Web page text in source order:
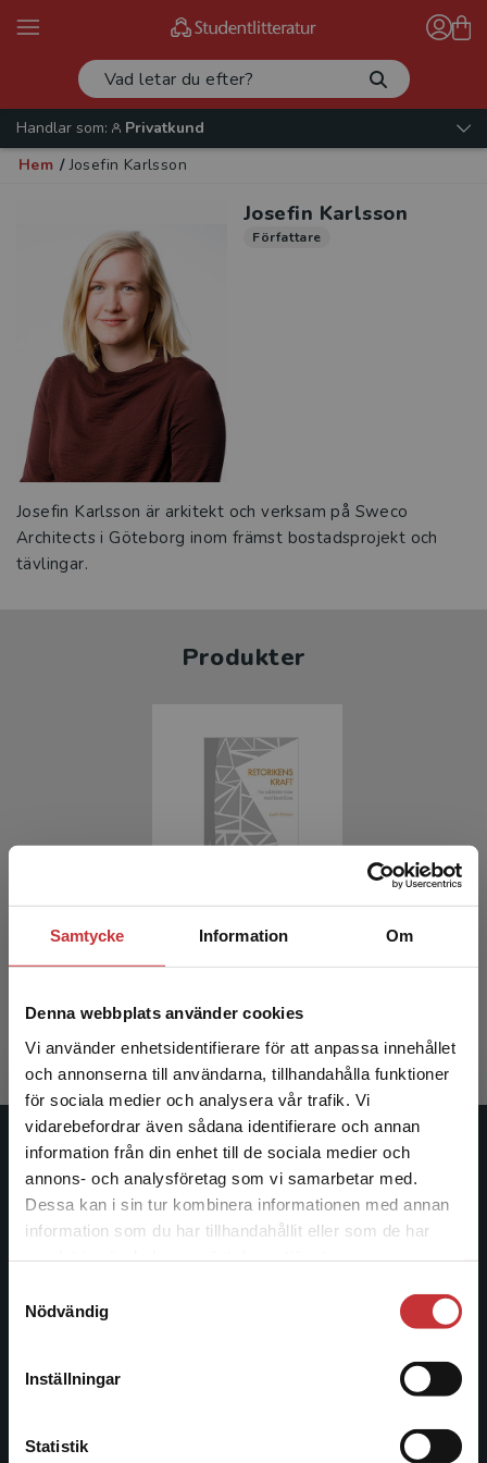
Samtycke Information Om
Denna webbplats använder cookies
Vi använder enhetsidentifierare för att anpassa innehållet
och annonserna till användarna, tillhandahålla funktioner
för sociala medier och analysera vår trafik. Vi
vidarebefordrar även sådana identifierare och annan
information från din enhet till de sociala medier och
annons- och analysföretag som vi samarbetar med.
Dessa kan i sin tur kombinera informationen med annan
information som du har tillhandahållit eller som de har
Nödvändig
Inställningar
Statistik
Begränsad fraktregion
Det verkar som att du besöker
studentlitteratur.se via en enhet utanför Sverige.
Vi erbjuder inte leveranser utanför Sverige. För
att kunna slutföra ett köp måste
Handlar som:
Privatkund
Hem / Josefin Karlsson
Josefin Karlsson
Författare
Josefin Karlsson är arkitekt och verksam på Sweco
Architects i Göteborg inom främst bostadsprojekt och
tävlingar.
Produkter
Karlsson, Josefin
259 krinkl. moms
Studentlitteratur
Studentlitteratur grundades 1963 och är idag Sveriges
ledande utbildningsförlag. Med läromedel, kurslitteratur,
facklitteratur, utbildningar och digitala
längs hela kunskapsresan.
Kontakta oss